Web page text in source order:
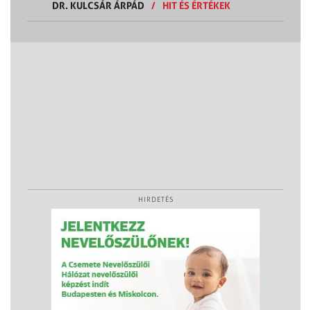
DR. KULCSÁR ÁRPÁD
/ HIT ÉS ÉRTÉKEK
HIRDETÉS